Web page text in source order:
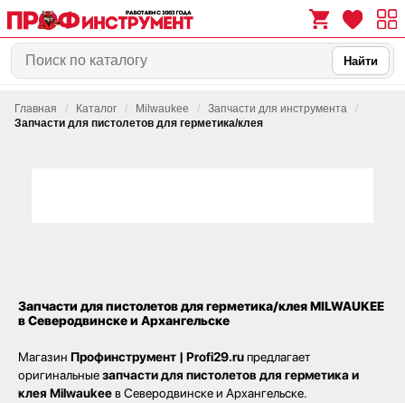
0
Найти
Главная / Каталог / Milwaukee / Запчасти для инструмента
/
Запчасти для пистолетов для герметика/клея
Запчасти для пистолетов для герметика/клея MILWAUKEE
в Северодвинске и Архангельске
Магазин Профинструмент | Profi29.ruпредлагает
оригинальныезапчасти для пистолетов для герметика и
клея Milwaukeeв Северодвинске и Архангельске.